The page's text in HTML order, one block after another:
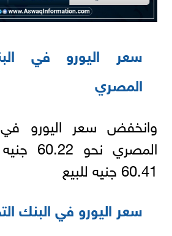
سعر اليورو في
المصري
وانخفض سعر اليورو في
المصري
60.41 جنيه للبيع
سعر اليورو في البنك